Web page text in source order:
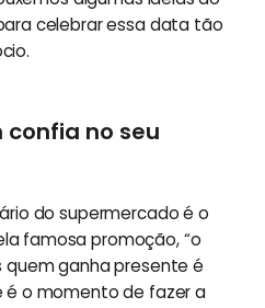
celebrar essa data tão
confia no seu
do supermercado é o
famosa promoção, “o
quem ganha presente é
é o momento de fazer a